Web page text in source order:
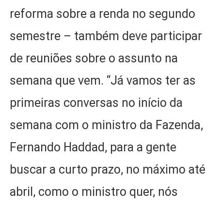
reforma sobre a renda no segundo
semestre – também deve participar
de reuniões sobre o assunto na
semana que vem. “Já vamos ter as
primeiras conversas no início da
semana com o ministro da Fazenda,
Fernando Haddad, para a gente
buscar a curto prazo, no máximo até
abril, como o ministro quer, nós